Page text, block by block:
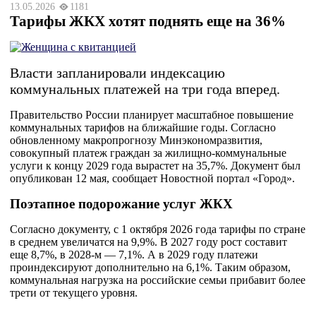
13.05.2026 1181
Тарифы ЖКХ хотят поднять еще на 36%
Власти запланировали индексацию
коммунальных платежей на три года вперед.
Правительство России планирует масштабное повышение
коммунальных тарифов на ближайшие годы. Согласно
обновленному макропрогнозу Минэкономразвития,
совокупный платеж граждан за жилищно-коммунальные
услуги к концу 2029 года вырастет на 35,7%. Документ был
опубликован 12 мая, сообщает Новостной портал «Город».
Поэтапное подорожание услуг ЖКХ
Согласно документу, с 1 октября 2026 года тарифы по стране
в среднем увеличатся на 9,9%. В 2027 году рост составит
еще 8,7%, в 2028-м — 7,1%. А в 2029 году платежи
проиндексируют дополнительно на 6,1%. Таким образом,
коммунальная нагрузка на российские семьи прибавит более
трети от текущего уровня.